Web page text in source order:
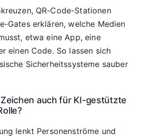
QR-Code-Stationen
Gates erklären, welche Medien
etwa eine App, eine
einen Code. So lassen sich
Sicherheitssysteme sauber
auch für KI-gestützte
lenkt Personenströme und